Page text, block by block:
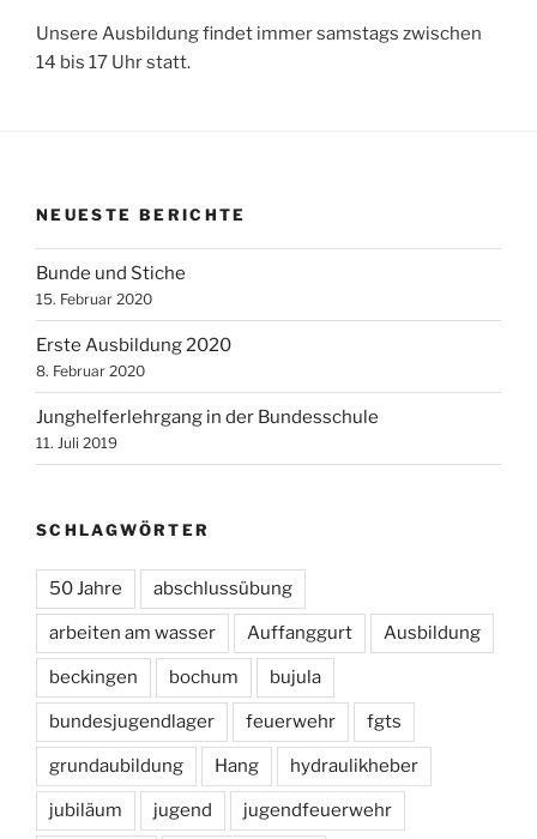
Unsere Ausbildung findet immer samstags zwischen
14 bis 17 Uhr statt.
NEUESTE BERICHTE
Bunde und Stiche
15. Februar 2020
Erste Ausbildung 2020
8. Februar 2020
Junghelferlehrgang in der Bundesschule
11. Juli 2019
SCHLAGWÖRTER
50 Jahre abschlussübung
arbeiten am wasser Auffanggurt Ausbildung
beckingen bochum bujula
bundesjugendlager feuerwehr fgts
grundaubildung Hang hydraulikheber
jubiläum jugend jugendfeuerwehr